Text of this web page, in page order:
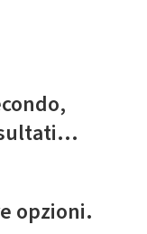
opzioni.